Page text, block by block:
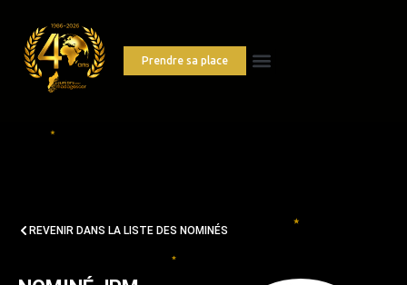
Prendre sa place
REVENIR DANS LA LISTE DES NOMINÉS